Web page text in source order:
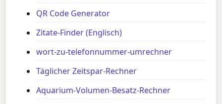
QR Code Generator
Zitate-Finder (Englisch)
wort-zu-telefonnummer-umrechner
Täglicher Zeitspar-Rechner
Aquarium-Volumen-Besatz-Rechner